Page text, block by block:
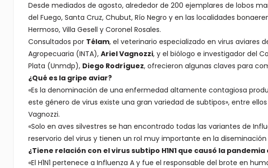
Desde mediados de agosto, alrededor de 200 ejemplares de lobos
del Fuego, Santa Cruz, Chubut, Río Negro y en las localidades
Hermoso, Villa Gesell y Coronel Rosales.
Consultados por Télam, el veterinario especializado en virus aviares
Agropecuaria (INTA), Ariel Vagnozzi, y el biólogo e investigador del
Plata (Unmdp), Diego Rodríguez, ofrecieron algunas claves para
¿Qué es la gripe aviar?
«Es la denominación de una enfermedad altamente contagiosa
este género de virus existe una gran variedad de subtipos», entre
Vagnozzi.
«Solo en aves silvestres se han encontrado todas las variantes de
reservorio del virus y tienen un rol muy importante en la
¿Tiene relación con el virus subtipo H1N1 que causó la pandemia
«El H1N1 pertenece a Influenza A y fue el responsable del brote en